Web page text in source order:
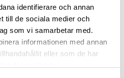
identifierare och annan
till de sociala medier och
som vi samarbetar med.
informationen med annan
eller som de har
Trixie Premio
Baconpaté
belöningsgodis på tub
Utan tillsatt socker, glutenfri